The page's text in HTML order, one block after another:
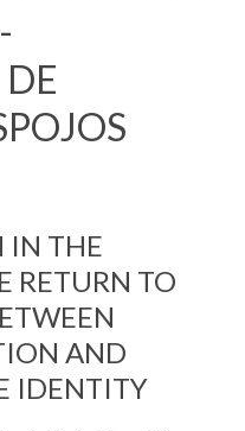
IN THE
RETURN TO
AND
IDENTITY